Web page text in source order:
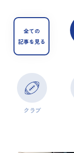
全ての
記事を見る
クラブ